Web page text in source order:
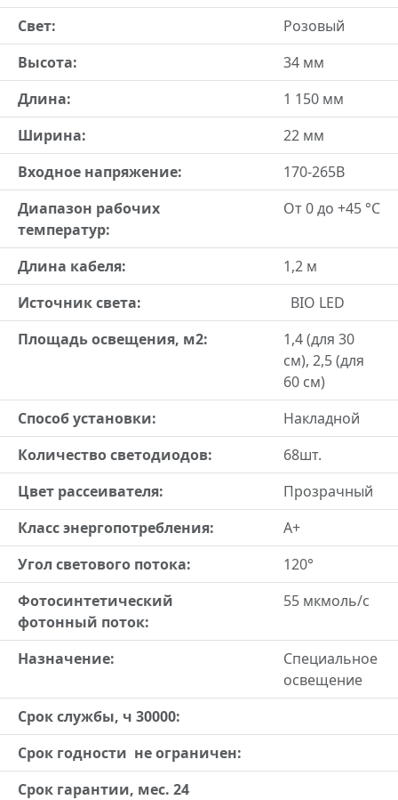
Свет:
Розовый
Высота:
34 мм
Длина:
1 150 мм
Ширина:
22 мм
Входное напряжение:
170-265В
Диапазон рабочих
температур:
От 0 до +45 °С
Длина кабеля:
1,2 м
Источник света:
BIO LED
Площадь освещения, м2:
1,4 (для 30
см), 2,5 (для
60 см)
Способ установки:
Накладной
Количество светодиодов:
68шт.
Цвет рассеивателя:
Прозрачный
Класс энергопотребления:
A+
Угол светового потока:
120°
Фотосинтетический
фотонный поток:
55 мкмоль/c
Назначение:
Специальное
освещение
Срок службы, ч 30000:
Срок годности не ограничен:
Срок гарантии, мес. 24